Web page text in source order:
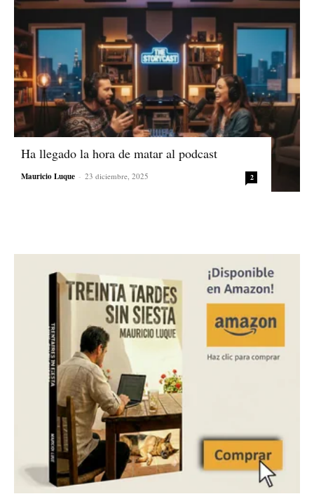
Ha llegado la hora de matar al podcast
Mauricio Luque - 23 diciembre, 2025 2